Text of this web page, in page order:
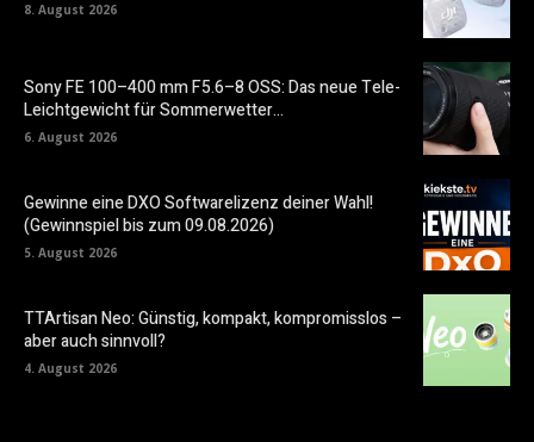
8. August 2026
Sony FE 100–400 mm F5.6–8 OSS: Das neue Tele-
Leichtgewicht für Sommerwetter…
6. August 2026
Gewinne eine DXO Softwarelizenz deiner Wahl!
(Gewinnspiel bis zum 09.08.2026)
5. August 2026
TTArtisan Neo: Günstig, kompakt, kompromisslos –
aber auch sinnvoll?
4. August 2026